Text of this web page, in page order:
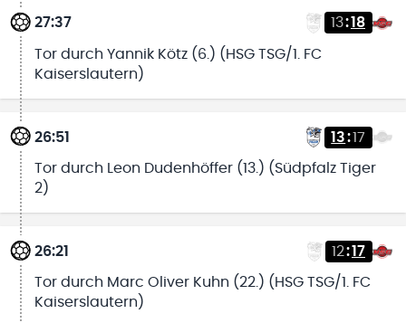
27:37 13:18
Tor durch Yannik Kötz (6.) (HSG TSG/1. FC
Kaiserslautern)
26:51 13:17
Tor durch Leon Dudenhöffer (13.) (Südpfalz Tiger
2)
26:21 12:17
Tor durch Marc Oliver Kuhn (22.) (HSG TSG/1. FC
Kaiserslautern)